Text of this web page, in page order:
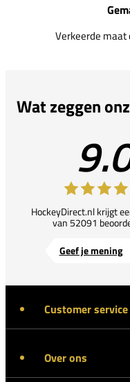
Verkeerde maat
Wat zeggen
HockeyDirect.nl krijgt
van 52091
Geef je mening
Customer service
Over ons